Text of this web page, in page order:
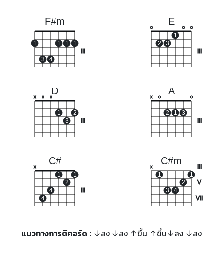
F#m
1
3 4
1 1 1
E
o
2 3
1
o o
D
x o o
1
3
2
A
x o
2 1 3
o
C#
x
4
4
1
2
1
C#m
V
VII
x
1
3 4
2
1
แนวทางการตีคอร์ด : ↓ลง ↓ลง ↑ขึ้น ↑ขึ้น↓ลง ↓ลง